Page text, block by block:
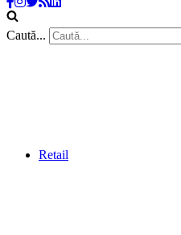
Caută...
Retail